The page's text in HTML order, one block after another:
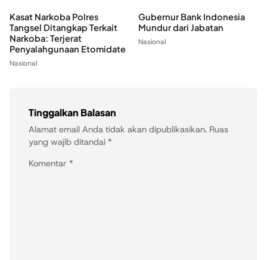
Kasat Narkoba Polres
Tangsel Ditangkap Terkait
Narkoba: Terjerat
Penyalahgunaan Etomidate
Nasional
Gubernur Bank Indonesia
Mundur dari Jabatan
Nasional
Tinggalkan Balasan
Alamat email Anda tidak akan dipublikasikan. Ruas
yang wajib ditandai *
Komentar *